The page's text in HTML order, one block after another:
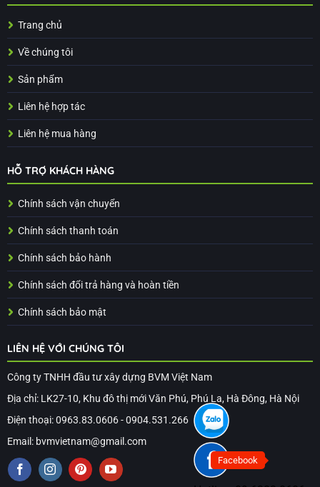
Trang chủ
Về chúng tôi
Sản phẩm
Liên hệ hợp tác
Liên hệ mua hàng
HỖ TRỢ KHÁCH HÀNG
Chính sách vận chuyển
Chính sách thanh toán
Chính sách bảo hành
Chính sách đổi trả hàng và hoàn tiền
Chính sách bảo mật
LIÊN HỆ VỚI CHÚNG TÔI
Công ty TNHH đầu tư xây dựng BVM Việt Nam
Địa chỉ: LK27-10, Khu đô thị mới Văn Phú, Phú La, Hà Đông, Hà Nội
Điện thoại: 0963.83.0606 - 0904.531.266
Email: bvmvietnam@gmail.com
Facebook